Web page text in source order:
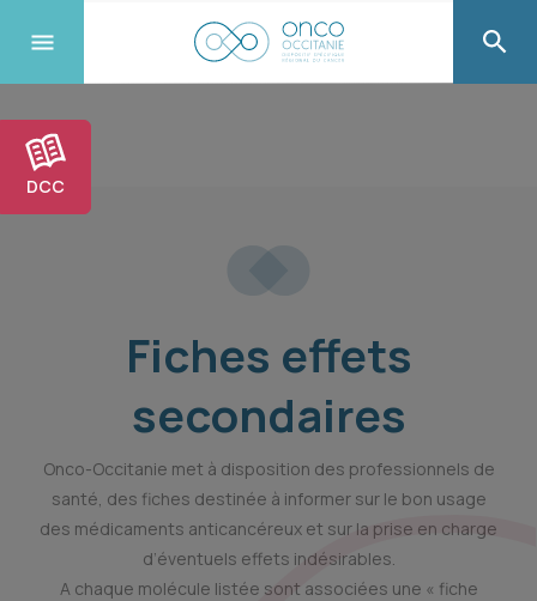
DCC
Fiches effets
secondaires
Onco-Occitanie met à disposition des professionnels de
santé, des fiches destinée à informer sur le bon usage
des médicaments anticancéreux et sur la prise en charge
d’éventuels effets indésirables.
A chaque molécule listée sont associées une « fiche